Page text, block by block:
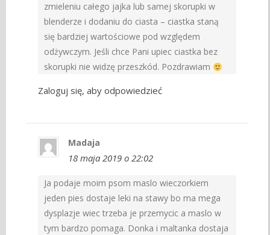
zmieleniu całego jajka lub samej skorupki w
blenderze i dodaniu do ciasta – ciastka staną
się bardziej wartościowe pod względem
odżywczym. Jeśli chce Pani upiec ciastka bez
skorupki nie widzę przeszkód. Pozdrawiam
Zaloguj się, aby odpowiedzieć
Madaja
18 maja 2019 o 22:02
Ja podaje moim psom maslo wieczorkiem
jeden pies dostaje leki na stawy bo ma mega
dysplazje wiec trzeba je przemycic a maslo w
tym bardzo pomaga. Donka i maltanka dostaja